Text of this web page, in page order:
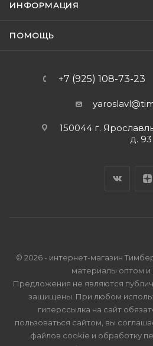
ИНФОРМАЦИЯ
ПОМОЩЬ
+7 (925) 108-73-23
150044 г.
д. 93
© 2026 - интернет-магазин
материалы оптом и
Предложения не являются
защищены. При любом
гиперссылка на сайт
пользоваться сайтом, вы
файлов cookie и обработку